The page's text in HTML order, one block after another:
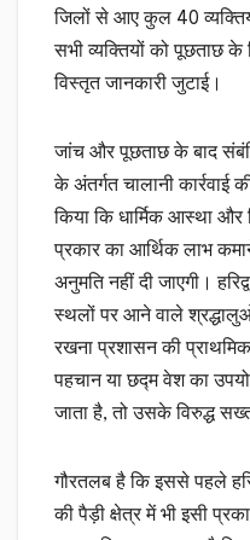
जिलों से आए कुल 40
सभी व्यक्तियों को पूछताछ
विस्तृत जानकारी जुटाई।
जांच और पूछताछ के बाद
के अंतर्गत चालानी कार्रवाई
किया कि धार्मिक आस्था और
प्रकार का आर्थिक लाभ
अनुमति नहीं दी जाएगी।
स्थलों पर आने वाले
रखना प्रशासन की
पहचान या छद्म वेश का
जाता है, तो उसके विरुद्ध
गौरतलब है कि इससे पहले
की पैड़ी क्षेत्र में भी इसी